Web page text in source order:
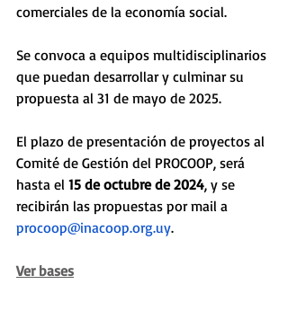
comerciales de la economía social.
Se convoca a equipos multidisciplinarios
que puedan desarrollar y culminar su
propuesta al 31 de mayo de 2025.
El plazo de presentación de proyectos al
Comité de Gestión del PROCOOP, será
hasta el 15 de octubre de 2024, y se
recibirán las propuestas por mail a
procoop@inacoop.org.uy.
Ver bases